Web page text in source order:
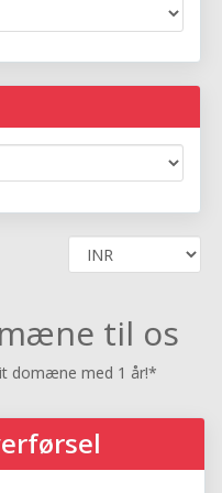
til os
domæne med 1 år!*